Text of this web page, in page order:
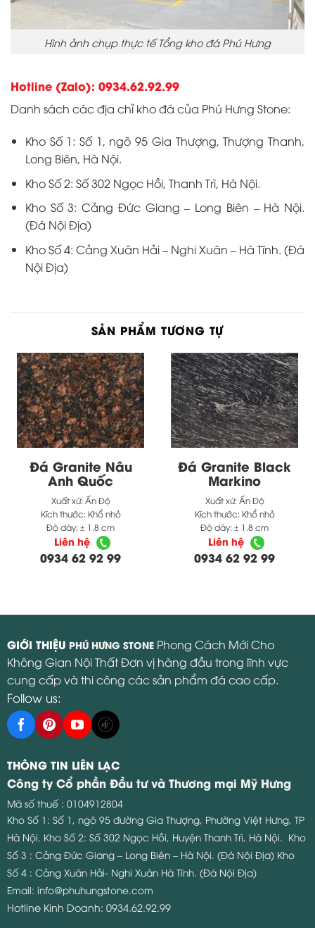
Hình ảnh chụp thực tế Tổng kho đá Phú Hưng
Hotline (Zalo): 0934.62.92.99
Danh sách các địa chỉ kho đá của Phú Hưng Stone:
Kho Số 1: Số 1, ngõ 95 Gia Thượng, Thượng Thanh,
Long Biên, Hà Nội.
Kho Số 2: Số 302 Ngọc Hồi, Thanh Trì, Hà Nội.
Kho Số 3: Cảng Đức Giang – Long Biên – Hà Nội.
(Đá Nội Địa)
Kho Số 4: Cảng Xuân Hải – Nghi Xuân – Hà Tĩnh. (Đá
Nội Địa)
SẢN PHẨM TƯƠNG TỰ
Đá Granite Nâu
Anh Quốc
Xuất xứ: Ấn Độ
Kích thước: Khổ nhỏ
Độ dày: ± 1.8 cm
Liên hệ
0934 62 92 99
Đá Granite Black
Markino
Xuất xứ: Ấn Độ
Kích thước: Khổ nhỏ
Độ dày: ± 1.8 cm
Liên hệ
0934 62 92 99
GIỚI THIỆU PHÚ HƯNG STONE Phong Cách Mới Cho
Không Gian Nội Thất Đơn vị hàng đầu trong lĩnh vực
cung cấp và thi công các sản phẩm đá cao cấp.
Follow us:
THÔNG TIN LIÊN LẠC
Công ty Cổ phần Đầu tư và Thương mại Mỹ Hưng
Mã số thuế : 0104912804
Kho Số 1: Số 1, ngõ 95 đường Gia Thượng, Phường Việt Hưng, TP
Hà Nội. Kho Số 2: Số 302 Ngọc Hồi, Huyện Thanh Trì, Hà Nội. Kho
Số 3 : Cảng Đức Giang – Long Biên – Hà Nội. (Đá Nội Địa) Kho
Số 4 : Cảng Xuân Hải- Nghi Xuân Hà Tĩnh. (Đá Nội Địa)
Email: info@phuhungstone.com
Hotline Kinh Doanh: 0934.62.92.99